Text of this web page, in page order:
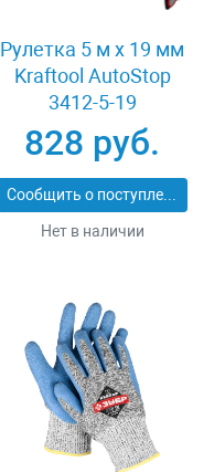
Рулетка 5 м x 19 мм
Kraftool AutoStop
3412-5-19
828 руб.
Сообщить о поступлении
Нет в наличии